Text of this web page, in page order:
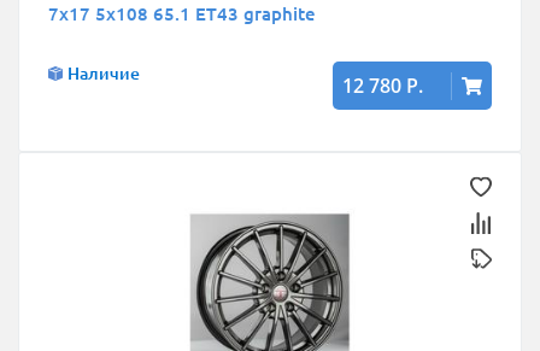
7x17 5x108 65.1 ET43 graphite
Наличие 12 780 Р.